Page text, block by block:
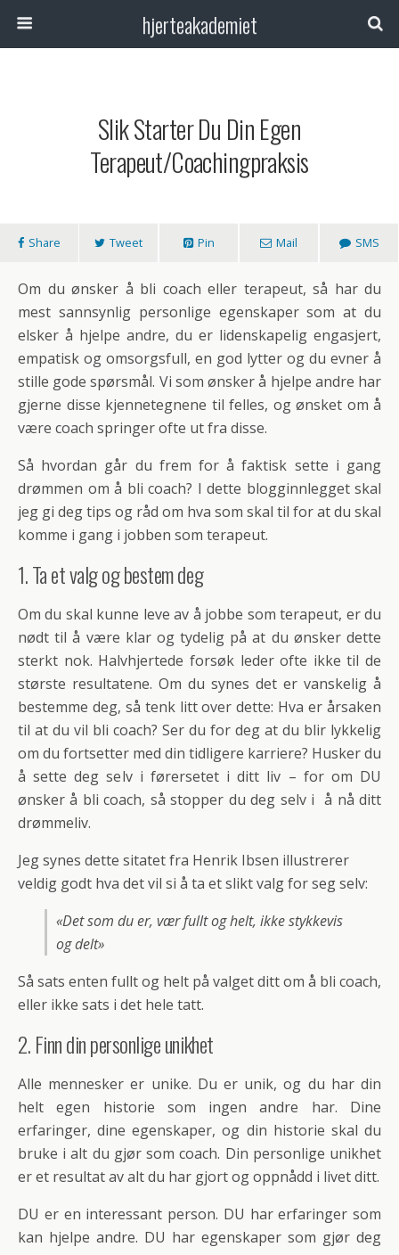
hjerteakademiet
Slik Starter Du Din Egen
Terapeut/coachingpraksis
Share Tweet Pin Mail SMS
Om du ønsker å bli coach eller terapeut, så har du
mest sannsynlig personlige egenskaper som at du
elsker å hjelpe andre, du er lidenskapelig engasjert,
empatisk og omsorgsfull, en god lytter og du evner å
stille gode spørsmål. Vi som ønsker å hjelpe andre har
gjerne disse kjennetegnene til felles, og ønsket om å
være coach springer ofte ut fra disse.
Så hvordan går du frem for å faktisk sette i gang
drømmen om å bli coach? I dette blogginnlegget skal
jeg gi deg tips og råd om hva som skal til for at du skal
komme i gang i jobben som terapeut.
1. Ta et valg og bestem deg
Om du skal kunne leve av å jobbe som terapeut, er du
nødt til å være klar og tydelig på at du ønsker dette
sterkt nok. Halvhjertede forsøk leder ofte ikke til de
største resultatene. Om du synes det er vanskelig å
bestemme deg, så tenk litt over dette: Hva er årsaken
til at du vil bli coach? Ser du for deg at du blir lykkelig
om du fortsetter med din tidligere karriere? Husker du
å sette deg selv i førersetet i ditt liv – for om DU
ønsker å bli coach, så stopper du deg selv i å nå ditt
drømmeliv.
Jeg synes dette sitatet fra Henrik Ibsen illustrerer
veldig godt hva det vil si å ta et slikt valg for seg selv:
«Det som du er, vær fullt og helt, ikke stykkevis
og delt»
Så sats enten fullt og helt på valget ditt om å bli coach,
eller ikke sats i det hele tatt.
2. Finn din personlige unikhet
Alle mennesker er unike. Du er unik, og du har din
helt egen historie som ingen andre har. Dine
erfaringer, dine egenskaper, og din historie skal du
bruke i alt du gjør som coach. Din personlige unikhet
er et resultat av alt du har gjort og oppnådd i livet ditt.
DU er en interessant person. DU har erfaringer som
kan hjelpe andre. DU har egenskaper som gjør deg